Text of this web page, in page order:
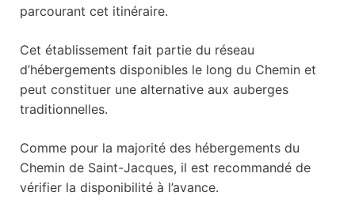
parcourant cet itinéraire.
Cet établissement fait partie du réseau
d’hébergements disponibles le long du Chemin et
peut constituer une alternative aux auberges
traditionnelles.
Comme pour la majorité des hébergements du
Chemin de Saint-Jacques, il est recommandé de
vérifier la disponibilité à l’avance.